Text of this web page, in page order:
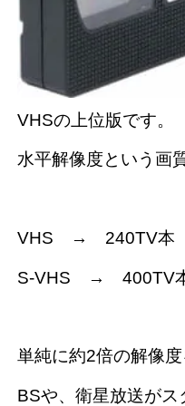
VHSの上位版です。
水平解像度という画
VHS → 240TV本
S-VHS → 400TV
単純に約2倍の解像度
BSや、衛星放送が